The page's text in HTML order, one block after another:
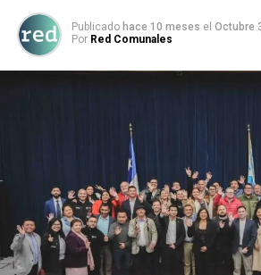
Publicado hace 10 meses el Octubre
Por Red Comunales